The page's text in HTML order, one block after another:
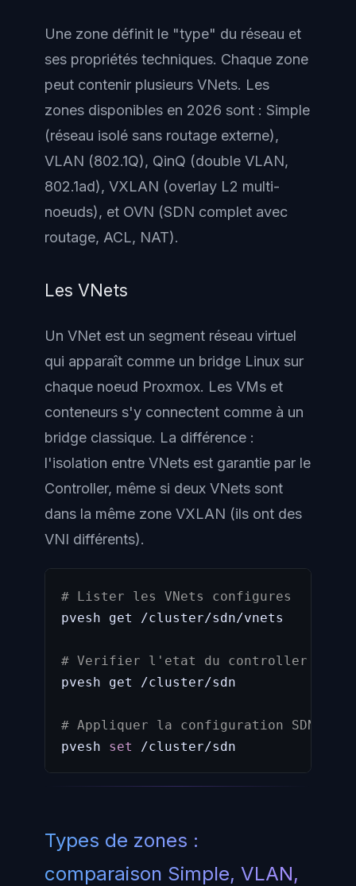
Une zone définit le "type" du réseau et
ses propriétés techniques. Chaque zone
peut contenir plusieurs VNets. Les
zones disponibles en 2026 sont : Simple
(réseau isolé sans routage externe),
VLAN (802.1Q), QinQ (double VLAN,
802.1ad), VXLAN (overlay L2 multi-
noeuds), et OVN (SDN complet avec
routage, ACL, NAT).
Les VNets
Un VNet est un segment réseau virtuel
qui apparaît comme un bridge Linux sur
chaque noeud Proxmox. Les VMs et
conteneurs s'y connectent comme à un
bridge classique. La différence :
l'isolation entre VNets est garantie par le
Controller, même si deux VNets sont
dans la même zone VXLAN (ils ont des
VNI différents).
# Lister les VNets configures
pvesh get /cluster/sdn/vnets
# Verifier l'etat du controller SDN
pvesh get /cluster/sdn
# Appliquer la configuration SDN
pvesh set /cluster/sdn
Types de zones :
comparaison Simple, VLAN,